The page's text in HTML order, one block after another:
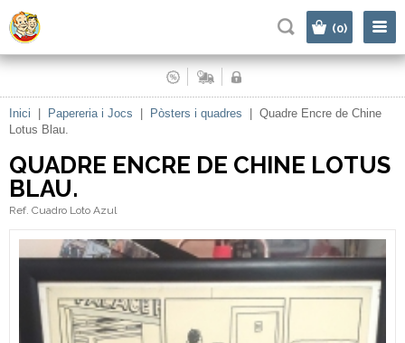
(0)
Inici Papereria i Jocs Pòsters i quadres
Quadre Encre de Chine
Lotus Blau.
QUADRE ENCRE DE CHINE LOTUS
BLAU.
Ref. Cuadro Loto Azul